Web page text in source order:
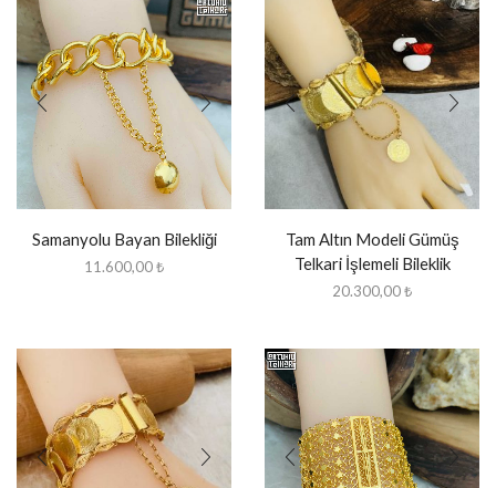
Samanyolu Bayan Bilekliği
11.600,00₺
Tam Altın Modeli Gümüş
Telkari İşlemeli Bileklik
20.300,00₺